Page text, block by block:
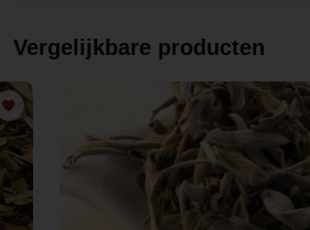
Vergelijkbare producten